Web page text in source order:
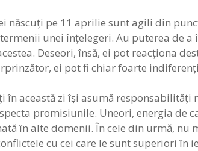
născuţi pe 11 aprilie sunt agili din
termenii unei înţelegeri. Au puterea de
Deseori, însă, ei pot reacţiona
ei pot fi chiar foarte
în această zi îşi asumă
promisiunile. Uneori, energia de
în alte domenii. În cele din urmă,
cu cei care le sunt superiori în